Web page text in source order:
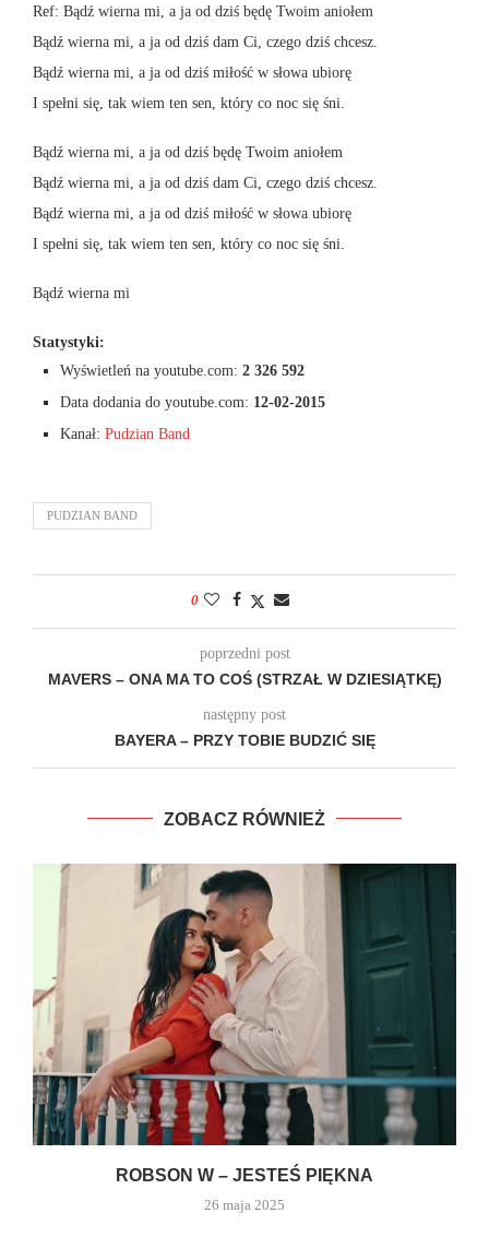
Ref: Bądź wierna mi, a ja od dziś będę Twoim aniołem
Bądź wierna mi, a ja od dziś dam Ci, czego dziś chcesz.
Bądź wierna mi, a ja od dziś miłość w słowa ubiorę
I spełni się, tak wiem ten sen, który co noc się śni.
Bądź wierna mi, a ja od dziś będę Twoim aniołem
Bądź wierna mi, a ja od dziś dam Ci, czego dziś chcesz.
Bądź wierna mi, a ja od dziś miłość w słowa ubiorę
I spełni się, tak wiem ten sen, który co noc się śni.
Bądź wierna mi
Statystyki:
Wyświetleń na youtube.com: 2 326 592
Data dodania do youtube.com: 12-02-2015
Kanał: Pudzian Band
PUDZIAN BAND
0
poprzedni post
MAVERS – ONA MA TO COŚ (STRZAŁ W DZIESIĄTKĘ)
następny post
BAYERA – PRZY TOBIE BUDZIĆ SIĘ
ZOBACZ RÓWNIEŻ
ROBSON W – JESTEŚ PIĘKNA
26 maja 2025